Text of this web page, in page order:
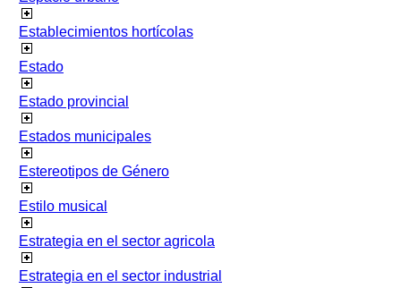
Establecimientos hortícolas
Estado
Estado provincial
Estados municipales
Estereotipos de Género
Estilo musical
Estrategia en el sector agricola
Estrategia en el sector industrial